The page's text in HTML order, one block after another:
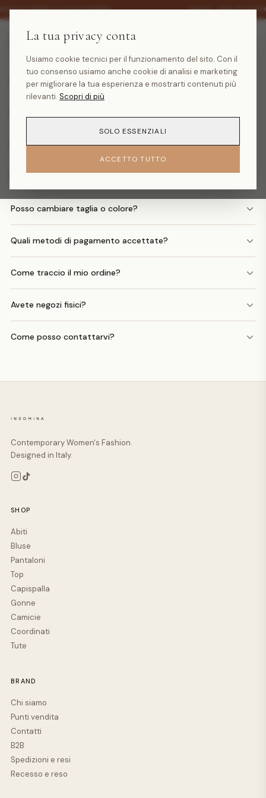
SU TUTTA LA COLLEZIONE · SALDI -30% SU
Domande frequenti
Quanto costa la spedizione?
Come faccio un reso?
Posso avere il rimborso in denaro?
Posso cambiare taglia o colore?
Quali metodi di pagamento accettate?
Come traccio il mio ordine?
Avete negozi fisici?
Come posso contattarvi?
Contemporary Women's Fashion.
Designed in Italy.
SHOP
Abiti
Bluse
Pantaloni
Top
Capispalla
Gonne
Camicie
Coordinati
Tute
BRAND
Chi siamo
Punti vendita
Contatti
B2B
Spedizioni e resi
Recesso e reso
La tua privacy conta
Usiamo cookie tecnici per il funzionamento del sito. Con il
tuo consenso usiamo anche cookie di analisi e marketing
per migliorare la tua esperienza e mostrarti contenuti più
rilevanti. Scopri di più
SOLO ESSENZIALI
ACCETTO TUTTO